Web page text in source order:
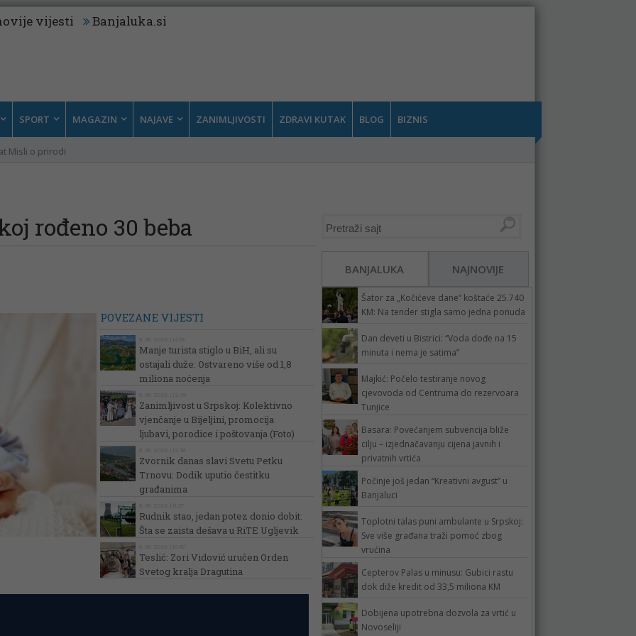
vijesti Banjaluka.si
Misli o prirodi
SPORT MAGAZIN NAJAVE ZANIMLJIVOSTI ZDRAVI KUTAK BLOG BIZNIS
rođeno 30 beba
POVEZANE VIJESTI
Manje turista stiglo u BiH, ali su
ostajali duže: Ostvareno više od 1,8
miliona noćenja
Zanimljivost u Srpskoj: Kolektivno
vjenčanje u Bijeljini, promocija
ljubavi, porodice i poštovanja (Foto)
Zvornik danas slavi Svetu Petku
Trnovu: Dodik uputio čestitku
građanima
Rudnik stao, jedan potez donio dobit:
Šta se zaista dešava u RiTE Ugljevik
Teslić: Zori Vidović uručen Orden
Svetog kralja Dragutina
BANJALUKA NAJNOVIJE
Šator za „Kočićeve dane“ koštaće 25.740
KM: Na tender stigla samo jedna ponuda
Dan deveti u Bistrici: “Voda dođe na 15
minuta i nema je satima”
Majkić: Počelo testiranje novog
cjevovoda od Centruma do rezervoara
Tunjice
Basara: Povećanjem subvencija bliže
cilju – izjednačavanju cijena javnih i
privatnih vrtića
Počinje još jedan “Kreativni avgust” u
Banjaluci
Toplotni talas puni ambulante u Srpskoj:
Sve više građana traži pomoć zbog
vrućina
Cepterov Palas u minusu: Gubici rastu
dok diže kredit od 33,5 miliona KM
Dobijena upotrebna dozvola za vrtić u
Novoseliji